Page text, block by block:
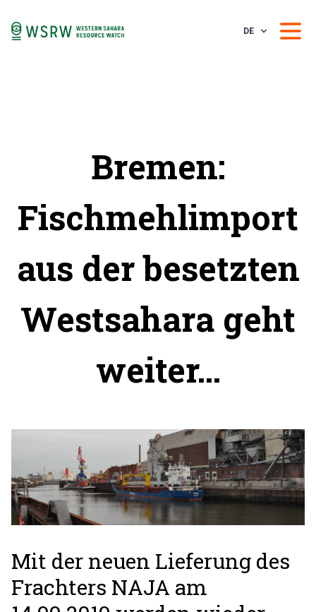
DE
Bremen:
Fischmehlimport
aus der besetzten
Westsahara geht
weiter…
Mit der neuen Lieferung des
Frachters NAJA am